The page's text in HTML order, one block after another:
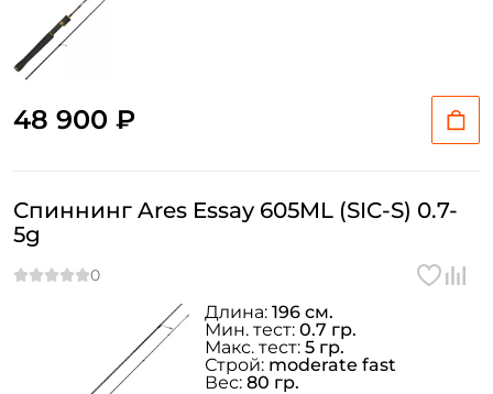
48 900 ₽
Спиннинг Ares Essay 605ML (SIC-S) 0.7-
5g
Длина: 196 см.
Мин. тест: 0.7 гр.
Макс. тест: 5 гр.
Строй: moderate fast
Вес: 80 гр.